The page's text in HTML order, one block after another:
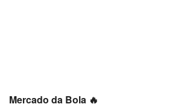
Mercado da Bola 🔥